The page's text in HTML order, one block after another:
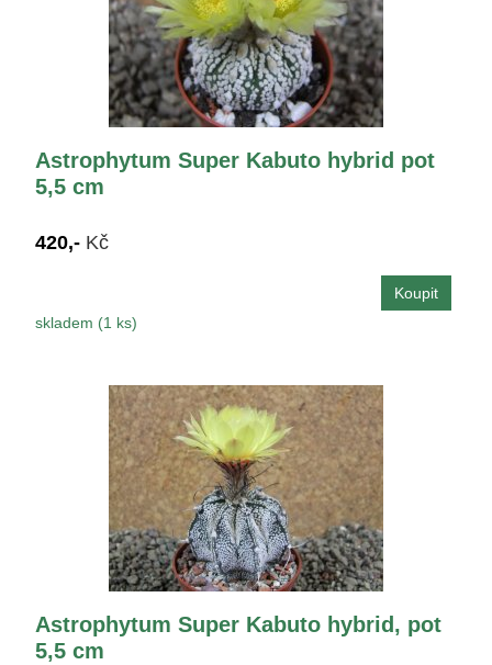
Astrophytum Super Kabuto hybrid pot
5,5 cm
420,- Kč
skladem (1 ks)
Astrophytum Super Kabuto hybrid, pot
5,5 cm